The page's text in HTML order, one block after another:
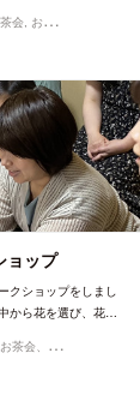
茶会 お茶会、イベント
ョップ
クショップをしまし
から花を選び、花…
お
茶会、イベント